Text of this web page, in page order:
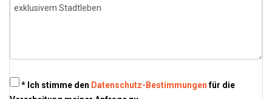
* Ich stimme den Datenschutz-Bestimmungenfür die